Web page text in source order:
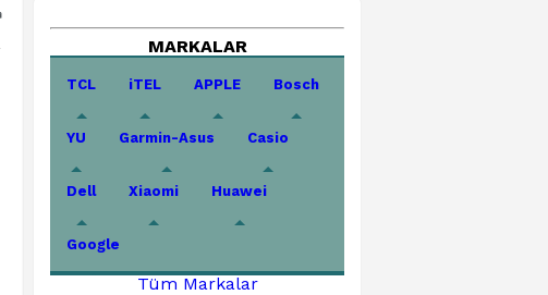
MARKALAR
TCL iTEL APPLE Bosch
YU Garmin-Asus Casio
Dell Xiaomi Huawei
Google
Tüm Markalar